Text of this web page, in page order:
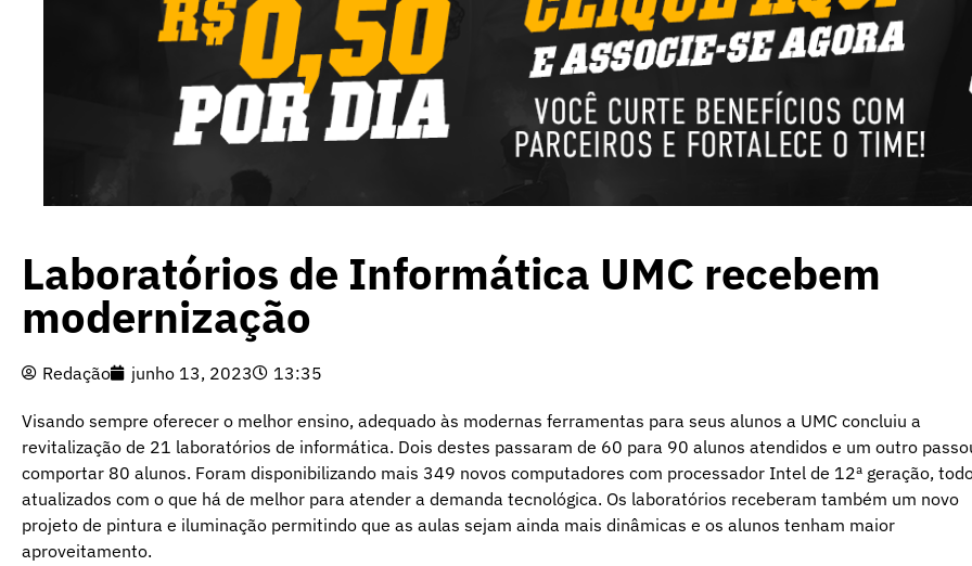
Laboratórios de Informática UMC recebem
modernização
Redação junho 13, 2023 13:35
Visando sempre oferecer o melhor ensino, adequado às modernas ferramentas para seus alunos a UMC concluiu a
revitalização de 21 laboratórios de informática. Dois destes passaram de 60 para 90 alunos atendidos e um outro
comportar 80 alunos. Foram disponibilizando mais 349 novos computadores com processador Intel de 12ª geração,
atualizados com o que há de melhor para atender a demanda tecnológica. Os laboratórios receberam também um novo
projeto de pintura e iluminação permitindo que as aulas sejam ainda mais dinâmicas e os alunos tenham maior
aproveitamento.